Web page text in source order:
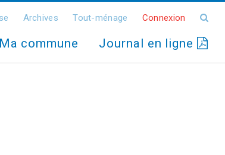
Archives Tout-ménage Connexion
Ma commune Journal en ligne